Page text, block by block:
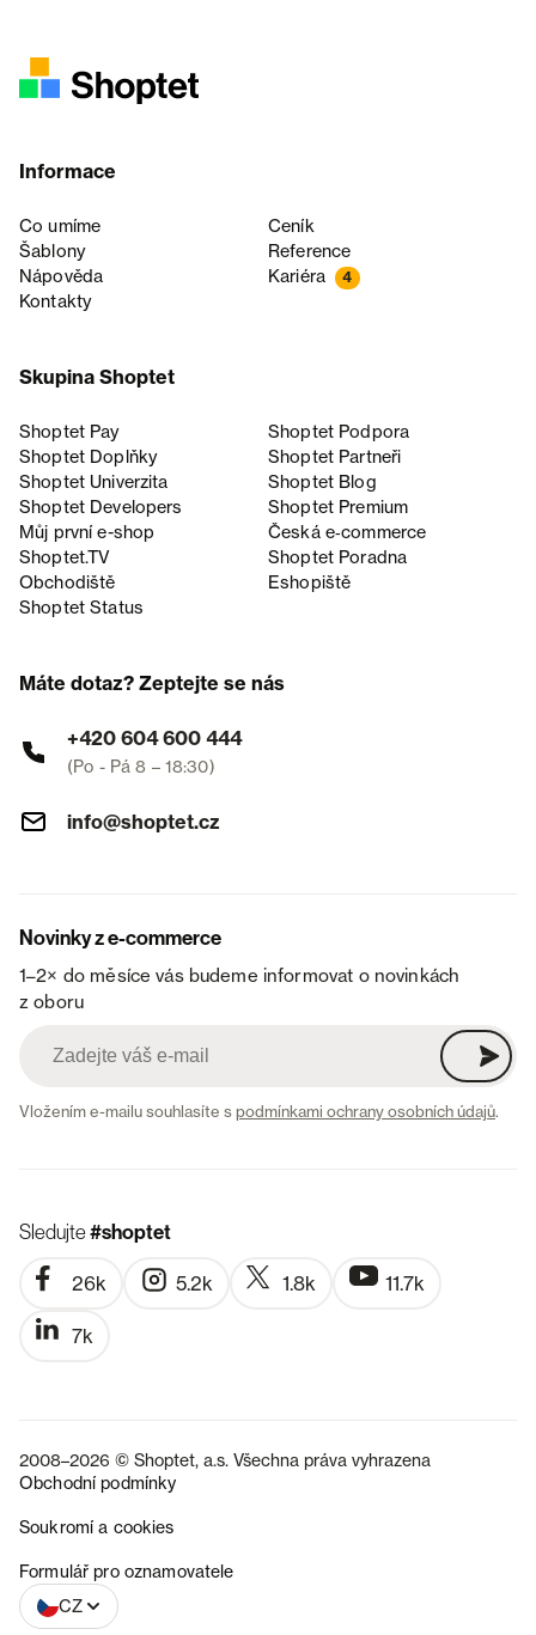
Informace
Co umíme
Ceník
Šablony
Reference
Nápověda
Kariéra 4
Kontakty
Skupina Shoptet
Shoptet Pay
Shoptet Podpora
Shoptet Doplňky
Shoptet Partneři
Shoptet Univerzita
Shoptet Blog
Shoptet Developers
Shoptet Premium
Můj první e-shop
Česká e‑commerce
Shoptet.TV
Shoptet Poradna
Obchodiště
Eshopiště
Shoptet Status
Máte dotaz? Zeptejte se nás
+420 604 600 444
(Po - Pá 8 – 18:30)
info@shoptet.cz
Novinky z e-commerce
1–2× do měsíce vás budeme informovat o novinkách
z oboru
Vložením e-mailu souhlasíte spodmínkami ochrany osobních údajů.
Sledujte#shoptet
26k 5.2k 1.8k 11.7k
7k
2008–2026 © Shoptet, a.s. Všechna práva vyhrazena
Obchodní podmínky
Soukromí a cookies
Formulář pro oznamovatele
CZ